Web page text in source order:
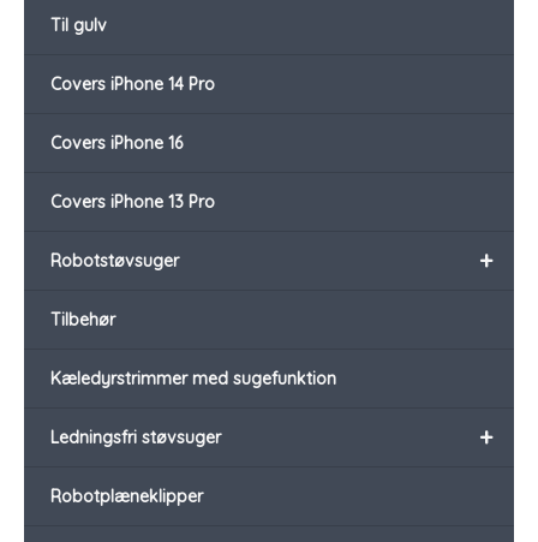
Til gulv
Covers iPhone 14 Pro
Covers iPhone 16
Covers iPhone 13 Pro
+
Robotstøvsuger
Tilbehør
Kæledyrstrimmer med sugefunktion
+
Ledningsfri støvsuger
Robotplæneklipper